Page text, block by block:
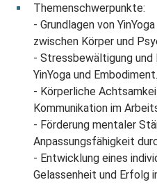
Themenschwerpunkte:
- Grundlagen von
zwischen Körper und
- Stressbewältigung und
YinYoga und Embodiment.
- Körperliche
Kommunikation im
- Förderung mentaler
Anpassungsfähigkeit
- Entwicklung eines
Gelassenheit und Erfolg